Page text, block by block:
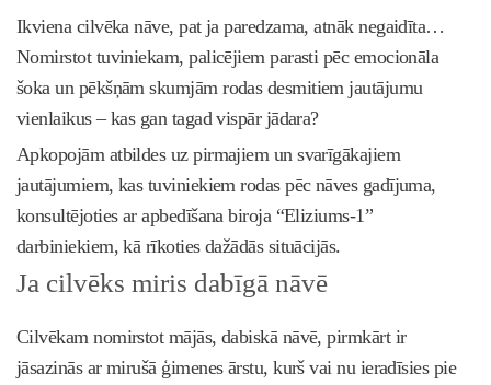
Ikviena cilvēka nāve, pat ja paredzama, atnāk negaidīta…
Nomirstot tuviniekam, palicējiem parasti pēc emocionāla
šoka un pēkšņām skumjām rodas desmitiem jautājumu
vienlaikus – kas gan tagad vispār jādara?
Apkopojām atbildes uz pirmajiem un svarīgākajiem
jautājumiem, kas tuviniekiem rodas pēc nāves gadījuma,
konsultējoties ar apbedīšana biroja “Eliziums-1”
darbiniekiem, kā rīkoties dažādās situācijās.
Ja cilvēks miris dabīgā nāvē
Cilvēkam nomirstot mājās, dabiskā nāvē, pirmkārt ir
jāsazinās ar mirušā ģimenes ārstu, kurš vai nu ieradīsies pie